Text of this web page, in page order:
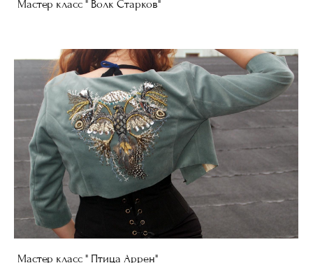
Мастер класс " Волк Старков"
Мастер класс " Птица Аррен"